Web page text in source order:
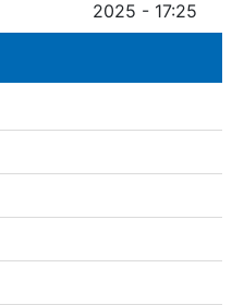
2025 - 17:25